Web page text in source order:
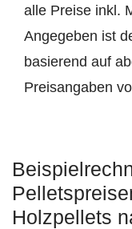
alle Preise inkl.
Angegeben ist
basierend auf
Preisangaben
Holzpellets